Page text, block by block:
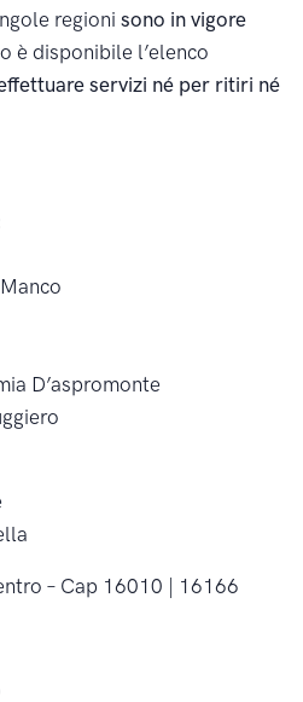
regioni sono in vigore
è disponibile l’elenco
servizi né per ritiri né
D’aspromonte
– Cap 16010 | 16166